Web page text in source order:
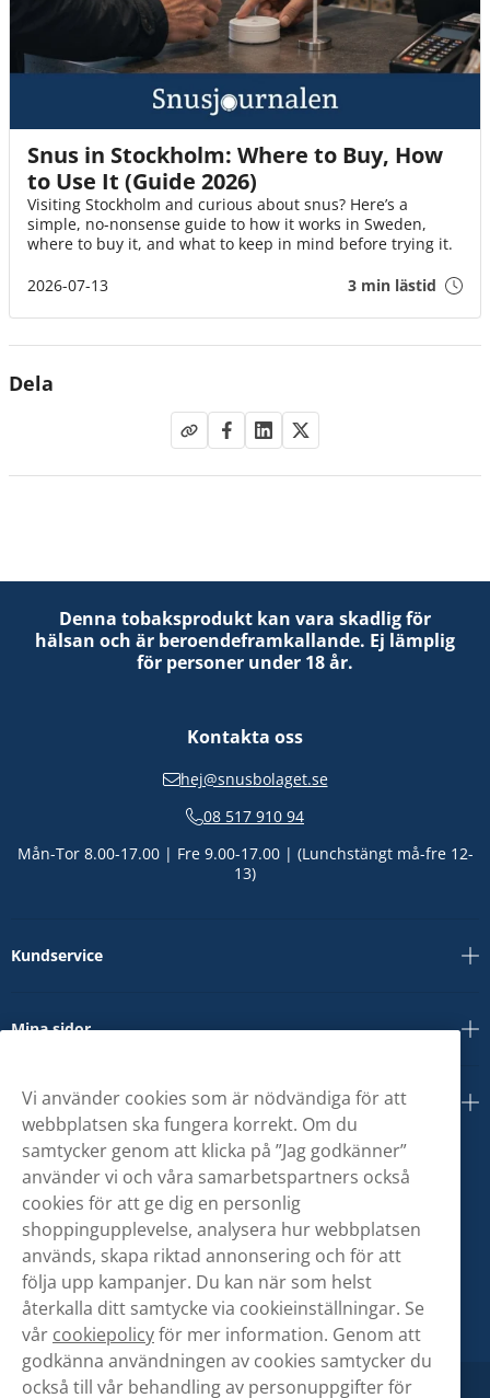
Snus in Stockholm: Where to Buy, How
to Use It (Guide 2026)
Visiting Stockholm and curious about snus? Here’s a
simple, no-nonsense guide to how it works in Sweden,
where to buy it, and what to keep in mind before trying it.
2026-07-13
3 min lästid
Dela
Denna tobaksprodukt kan vara skadlig för
hälsan och är beroendeframkallande. Ej lämplig
för personer under 18 år.
Kontakta oss
hej@snusbolaget.se
08 517 910 94
Mån-Tor 8.00-17.00 | Fre 9.00-17.00 | (Lunchstängt må-fre 12-
13)
Kundservice
Mina sidor
Om oss
Vi använder cookies som är nödvändiga för att
webbplatsen ska fungera korrekt. Om du
samtycker genom att klicka på ”Jag godkänner”
använder vi och våra samarbetspartners också
cookies för att ge dig en personlig
shoppingupplevelse, analysera hur webbplatsen
används, skapa riktad annonsering och för att
följa upp kampanjer. Du kan när som helst
återkalla ditt samtycke via cookieinställningar. Se
vår cookiepolicyför mer information. Genom att
godkänna användningen av cookies samtycker du
också till vår behandling av personuppgifter för